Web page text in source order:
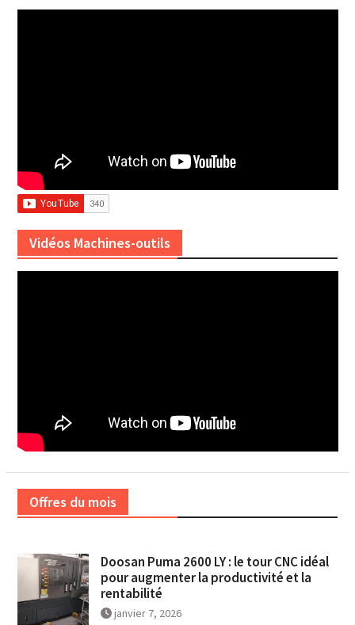
Vidéos Machines-outils
Offres du mois
Doosan Puma 2600 LY : le tour CNC idéal
pour augmenter la productivité et la
rentabilité
janvier 7, 2026